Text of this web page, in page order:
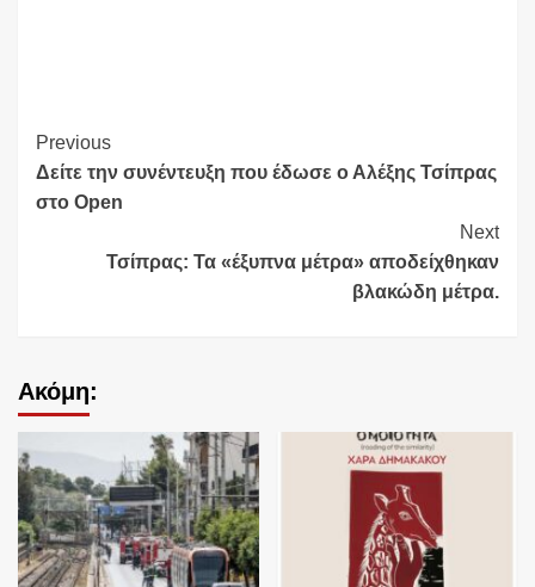
Continue
Reading
Previous
Δείτε την συνέντευξη που έδωσε ο Αλέξης Τσίπρας
στο Open
Next
Τσίπρας: Τα «έξυπνα μέτρα» αποδείχθηκαν
βλακώδη μέτρα.
Ακόμη: